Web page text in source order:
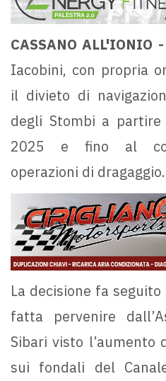
CASSANO ALL'IONIO -
Iacobini, con propria
il divieto di
degli Stombi a
2025 e fino al
operazioni di dragaggio.
La decisione fa
fatta pervenire
Sibari visto l’aumento
sui fondali del